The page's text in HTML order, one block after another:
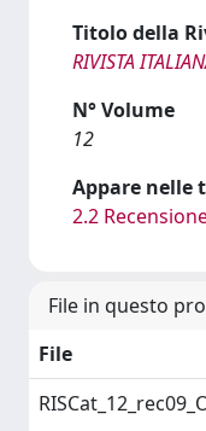
Titolo della
RIVISTA
N° Volume
12
Appare nelle
2.2
File in questo
File